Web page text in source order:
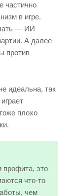
частично
в игре.
— ИИ
А далее
против
идеальна, так
плохо
профита, это
что-то
чем